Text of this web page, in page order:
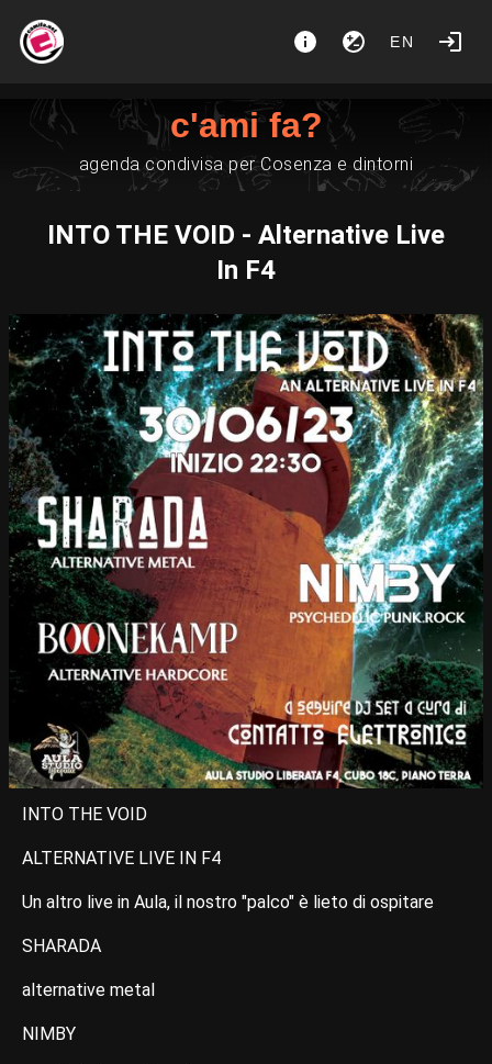
EN
c'ami fa?
agenda condivisa per Cosenza e dintorni
INTO THE VOID - Alternative Live
In F4
INTO THE VOID
ALTERNATIVE LIVE IN F4
Un altro live in Aula, il nostro "palco" è lieto di ospitare
SHARADA
alternative metal
NIMBY